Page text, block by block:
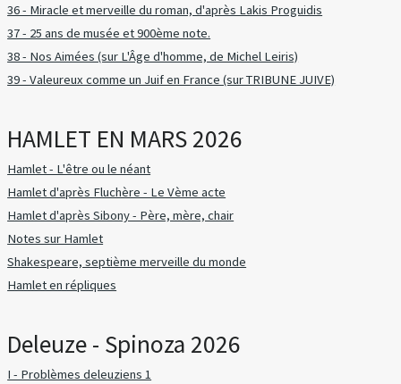
36 - Miracle et merveille du roman, d'après Lakis Proguidis
37 - 25 ans de musée et 900ème note.
38 - Nos Aimées (sur L'Âge d'homme, de Michel Leiris)
39 - Valeureux comme un Juif en France (sur TRIBUNE JUIVE)
HAMLET EN MARS 2026
Hamlet - L'être ou le néant
Hamlet d'après Fluchère - Le Vème acte
Hamlet d'après Sibony - Père, mère, chair
Notes sur Hamlet
Shakespeare, septième merveille du monde
Hamlet en répliques
Deleuze - Spinoza 2026
I - Problèmes deleuziens 1